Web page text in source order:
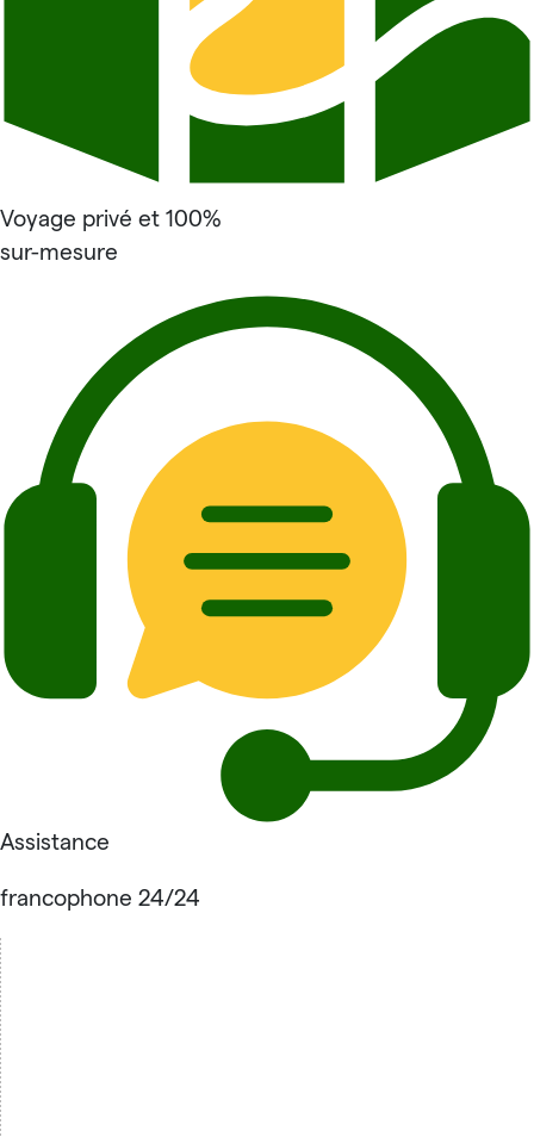
Voyage privé et 100%
sur-mesure
Assistance
francophone 24/24